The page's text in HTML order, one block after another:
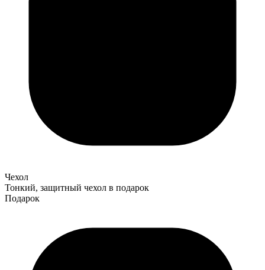
Чехол
Тонкий, защитный чехол в подарок
Подарок